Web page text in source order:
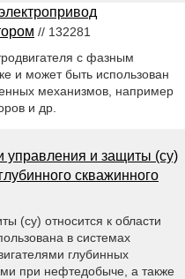
// 132281
с фазным
и может быть использован
механизмов, например
и др.
управления и защиты (су)
скважинного
(су) относится к области
в системах
глубинных
при нефтедобыче, а также